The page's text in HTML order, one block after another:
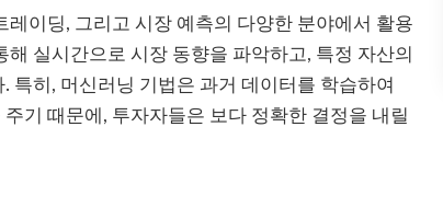
이딩, 그리고 시장 예측의 다양한 분야에서 활용
실시간으로 시장 동향을 파악하고, 특정 자산의
특히, 머신러닝 기법은 과거 데이터를 학습하여
기 때문에, 투자자들은 보다 정확한 결정을 내릴